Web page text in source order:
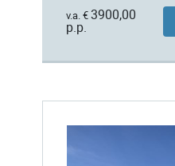
v.a. € 3900,00
p.p.